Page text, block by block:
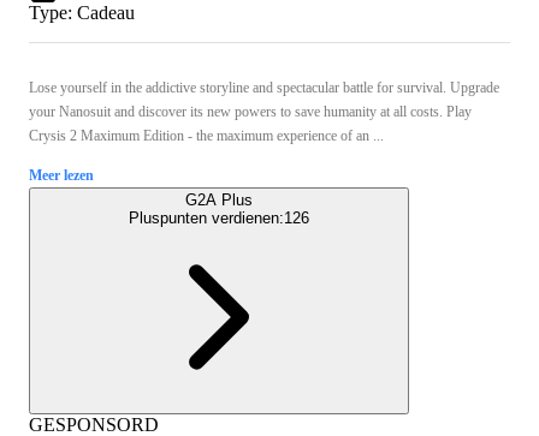
Type: Cadeau
Lose yourself in the addictive storyline and spectacular battle for survival. Upgrade
your Nanosuit and discover its new powers to save humanity at all costs. Play
Crysis 2 Maximum Edition - the maximum experience of an ...
Meer lezen
G2A Plus
Pluspunten verdienen:126
GESPONSORD